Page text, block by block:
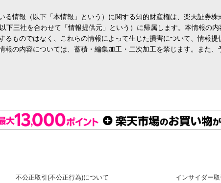
る情報（以下「本情報」という）に関する知的財産権は、楽天証券株
下三社を合わせて「情報提供元」という）に帰属します。本情報の
るものではなく、これらの情報によって生じた損害について、情報提
報の内容については、蓄積・編集加工・二次加工を禁じます。また、
不公正取引(不公正行為)について
インサイダー